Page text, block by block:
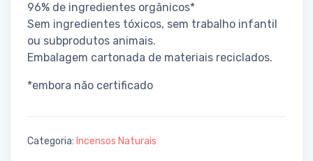
96% de ingredientes orgânicos*
Sem ingredientes tóxicos, sem trabalho infantil
ou subprodutos animais.
Embalagem cartonada de materiais reciclados.
*embora não certificado
Categoria: Incensos Naturais